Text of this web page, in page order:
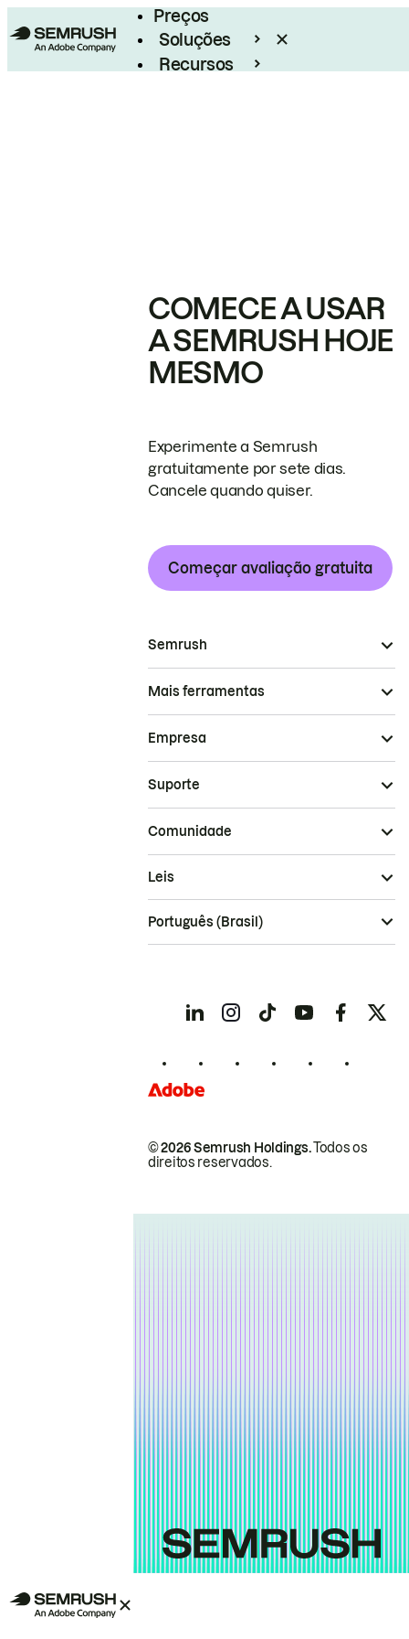
Preços
Soluções
Recursos
COMECE A USAR
A SEMRUSH HOJE
MESMO
Experimente a Semrush
gratuitamente por sete dias.
Cancele quando quiser.
Começar avaliação gratuita
Semrush
Mais ferramentas
Empresa
Suporte
Comunidade
© 2026 Semrush Holdings.Todos os
direitos reservados.
Leis
Português (Brasil)